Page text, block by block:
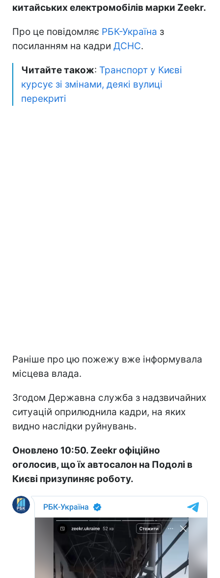
китайських електромобілів марки Zeekr.
Про це повідомляє РБК-Україна з
посиланням на кадри ДСНС.
Читайте також: Транспорт у Києві
курсує зі змінами, деякі вулиці
перекриті
Раніше про цю пожежу вже інформувала
місцева влада.
Згодом Державна служба з надзвичайних
ситуацій оприлюднила кадри, на яких
видно наслідки руйнувань.
Оновлено 10:50. Zeekr офіційно
оголосив, що їх автосалон на Подолі в
Києві призупиняє роботу.